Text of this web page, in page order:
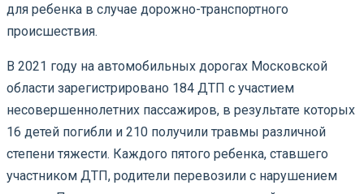
для ребенка в случае дорожно-транспортного
происшествия.
В 2021 году на автомобильных дорогах Московской
области зарегистрировано 184 ДТП с участием
несовершеннолетних пассажиров, в результате которых
16 детей погибли и 210 получили травмы различной
степени тяжести. Каждого пятого ребенка, ставшего
участником ДТП, родители перевозили с нарушением